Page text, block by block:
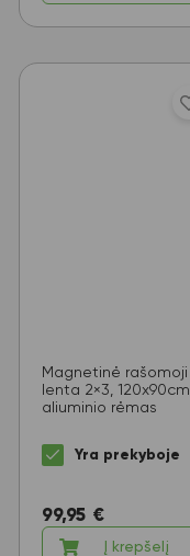
Magnetinė rašomoji
lenta 2×3, 120x90cm,
aliuminio rėmas
Yra prekyboje
99,95 €
Į krepšelį